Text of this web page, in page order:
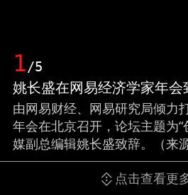
1/5
姚长盛在网易经济学家年会
由网易财经、网易研究局倾力
年会在北京召开，论坛主题为
媒副总编辑姚长盛致辞。（来
点击查看更